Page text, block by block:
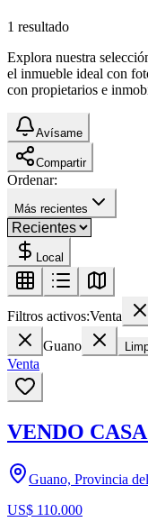
1 resultado
Explora nuestra
el inmueble ideal con
con propietarios e
Avísame
Compartir
Ordenar:
Más recientes
Local
Filtros activos:Venta
Guano
Venta
VENDO
Guano, Provincia
US$ 110.000